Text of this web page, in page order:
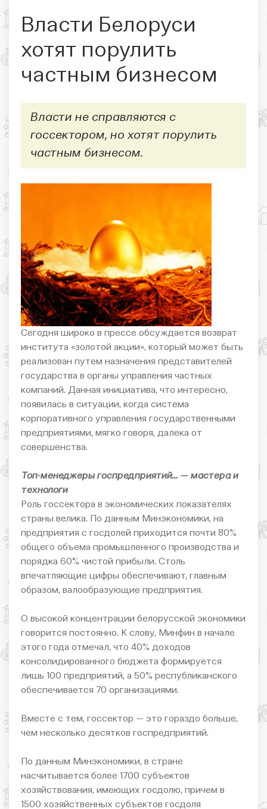
Власти Белоруси
хотят порулить
частным бизнесом
Власти не справляются с
госсектором, но хотят порулить
частным бизнесом.
Сегодня широко в прессе обсуждается возврат
института «золотой акции», который может быть
реализован путем назначения представителей
государства в органы управления частных
компаний. Данная инициатива, что интересно,
появилась в ситуации, когда система
корпоративного управления государственными
предприятиями, мягко говоря, далека от
совершенства.
Топ-менеджеры госпредприятий… — мастера и
технологи
Роль госсектора в экономических показателях
страны велика. По данным Минэкономики, на
предприятия с госдолей приходится почти 80%
общего объема промышленного производства и
порядка 60% чистой прибыли. Столь
впечатляющие цифры обеспечивают, главным
образом, валообразующие предприятия.
О высокой концентрации белорусской экономики
говорится постоянно. К слову, Минфин в начале
этого года отмечал, что 40% доходов
консолидированного бюджета формируется
лишь 100 предприятий, а 50% республиканского
обеспечивается 70 организациями.
Вместе с тем, госсектор — это гораздо больше,
чем несколько десятков госпредприятий.
По данным Минэкономики, в стране
насчитывается более 1700 субъектов
хозяйствования, имеющих госдолю, причем в
1500 хозяйственных субъектов госдоля